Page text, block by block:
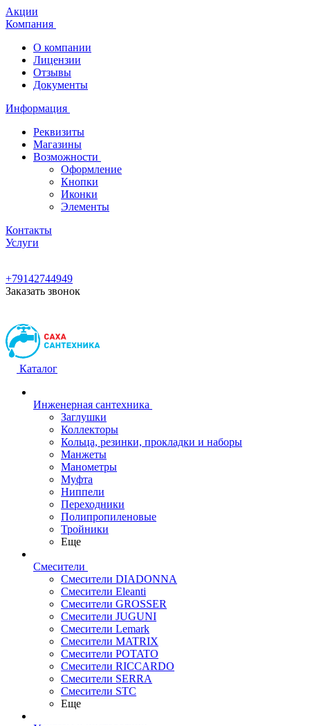
Акции
Компания
О компании
Лицензии
Отзывы
Документы
Информация
Реквизиты
Магазины
Возможности
Оформление
Кнопки
Иконки
Элементы
Контакты
Услуги
+79142744949
Заказать звонок
Каталог
Инженерная сантехника
Заглушки
Коллекторы
Кольца, резинки, прокладки и наборы
Манжеты
Манометры
Муфта
Ниппели
Переходники
Полипропиленовые
Тройники
Еще
Смесители
Смесители DIADONNA
Смесители Eleanti
Смесители GROSSER
Смесители JUGUNI
Смесители Lemark
Смесители MATRIX
Смесители POTATO
Смесители RICCARDO
Смесители SERRA
Смесители STC
Еще